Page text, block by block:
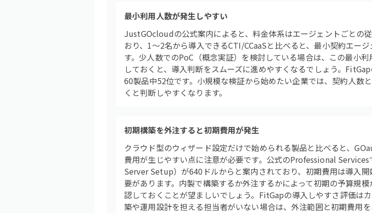
最小利用人数が発生しやすい
JustGOcloudの公式案内によると、料金体系はエージェントごとの
おり、1〜2名から導入できるCTI/CCaaSと比べると、最小契約エー
す。少人数でのPoC（概念実証）を検討している場合は、この最小
しておくと、導入判断をスムーズに進めやすくなるでしょう。
60製品中52位です。小規模な検証から始めたい企業では、契約人数
くと判断しやすくなります。
初期構築を外注すると初期費用が発生
クラウド型のウィザード設定だけで始められる製品と比べると、
費用が生じやすい点に注意が必要です。公式のProfessional
Server Setup）が640ドルからと案内されており、初期費用は導入
要があります。内製で構築するか外注するかによって初期の予算規
認しておくことが望ましいでしょう。FitGapの導入しやすさ評価は
築や運用設計を担える担当者がいない場合は、外注範囲と初期費用を